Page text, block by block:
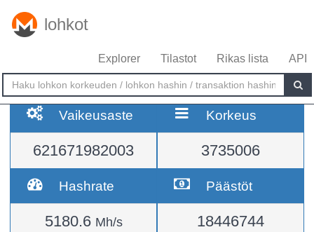
lohkot
Explorer Tilastot Rikas lista API
Vaikeusaste
621671982003
Korkeus
3735006
Hashrate
5180.6 Mh/s
Päästöt
18446744